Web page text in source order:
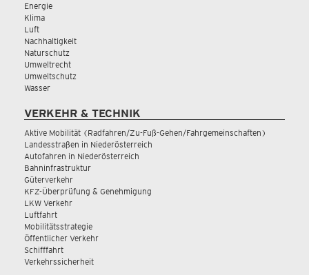
Energie
Klima
Luft
Nachhaltigkeit
Naturschutz
Umweltrecht
Umweltschutz
Wasser
VERKEHR & TECHNIK
Aktive Mobilität (Radfahren/Zu-Fuß-Gehen/Fahrgemeinschaften)
Landesstraßen in Niederösterreich
Autofahren in Niederösterreich
Bahninfrastruktur
Güterverkehr
KFZ-Überprüfung & Genehmigung
LKW Verkehr
Luftfahrt
Mobilitätsstrategie
Öffentlicher Verkehr
Schifffahrt
Verkehrssicherheit